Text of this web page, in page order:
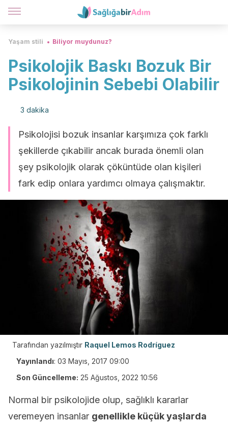
Yaşam stili Biliyor muydunuz?
Psikolojik Baskı Bozuk Bir
Psikolojinin Sebebi Olabilir
3 dakika
Psikolojisi bozuk insanlar karşımıza çok farklı
şekillerde çıkabilir ancak burada önemli olan
şey psikolojik olarak çöküntüde olan kişileri
fark edip onlara yardımcı olmaya çalışmaktır.
Tarafından yazılmıştır Raquel Lemos Rodríguez
Yayınlandı: 03 Mayıs, 2017 09:00
Son Güncelleme: 25 Ağustos, 2022 10:56
Normal bir psikolojide olup, sağlıklı kararlar
veremeyen insanlar genellikle küçük yaşlarda